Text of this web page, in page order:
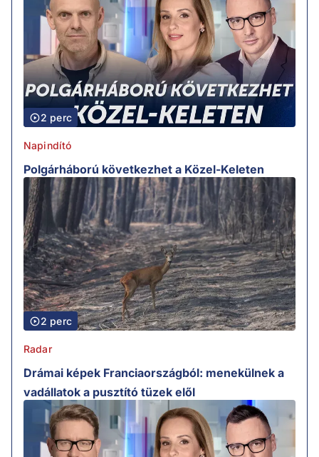
2 perc
Napindító
Polgárháború következhet a Közel-Keleten
2 perc
Radar
Drámai képek Franciaországból: menekülnek a
vadállatok a pusztító tüzek elől